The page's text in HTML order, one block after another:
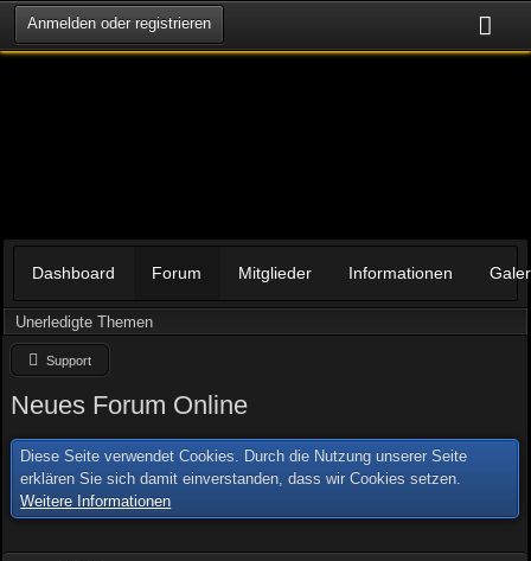
Anmelden oder registrieren
Dashboard Forum Mitglieder Informationen
Unerledigte Themen
Support
Neues Forum Online
Diese Seite verwendet Cookies. Durch die Nutzung unserer Seite
erklären Sie sich damit einverstanden, dass wir Cookies setzen.
Weitere Informationen